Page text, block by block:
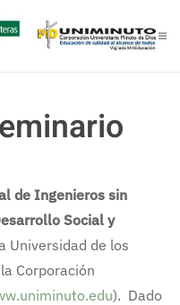
de Ingenieros sin
Social y
Universidad de los
Corporación
). Dado